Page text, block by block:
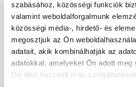
szabásához, közösségi funkciók
valamint weboldalforgalmunk
közösségi média-, hirdető- és
megosztjuk az Ön
adatait, akik kombinálhatják az
adatokkal, amelyeket Ön adott meg
Ön által használt más
Pszichológus -